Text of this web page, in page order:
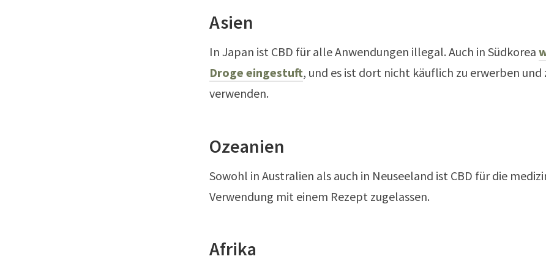
Asien
In Japan ist CBD für alle Anwendungen illegal. Auch in Südkorea
Droge eingestuft, und es ist dort nicht käuflich zu erwerben und
verwenden.
Ozeanien
Sowohl in Australien als auch in Neuseeland ist CBD für die
Verwendung mit einem Rezept zugelassen.
Afrika